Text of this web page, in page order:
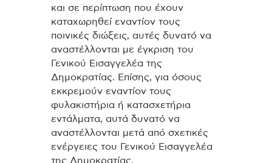
και σε περίπτωση που έχουν
καταχωρηθεί εναντίον τους
ποινικές διώξεις, αυτές δυνατό να
αναστέλλονται με έγκριση του
Γενικού Εισαγγελέα της
Δημοκρατίας. Επίσης, για όσους
εκκρεμούν εναντίον τους
φυλακιστήρια ή κατασχετήρια
εντάλματα, αυτά δυνατό να
αναστέλλονται μετά από σχετικές
ενέργειες του Γενικού Εισαγγελέα
της Δημοκρατίας.